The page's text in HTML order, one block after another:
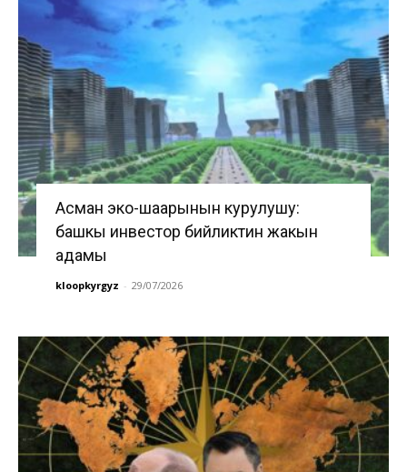
Асман эко-шаарынын курулушу:
башкы инвестор бийликтин жакын
адамы
kloopkyrgyz - 29/07/2026